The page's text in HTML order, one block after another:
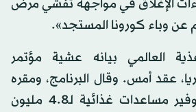
الإغلاق في مواجهة تفشي مرض
العالمي بيانه عشية مؤتمر
عقد أمس. وقال البرنامج، ومقره
روما، إنه يسعى لتوفير مساعدات غذائية لـ8.‏4 مليون